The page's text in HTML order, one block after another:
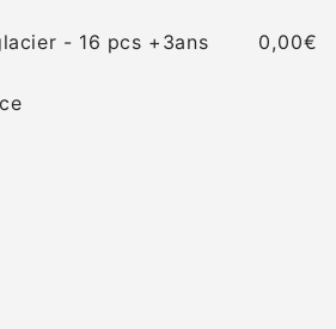
- 16 pcs +3ans 0,00€